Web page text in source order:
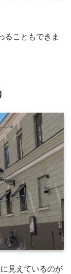
ることもできま
見えているのが